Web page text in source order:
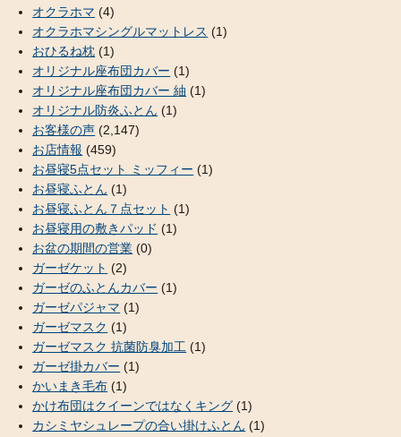
オクラホマ (4)
オクラホマシングルマットレス (1)
おひるね枕 (1)
オリジナル座布団カバー (1)
オリジナル座布団カバー 紬 (1)
オリジナル防炎ふとん (1)
お客様の声 (2,147)
お店情報 (459)
お昼寝5点セット ミッフィー (1)
お昼寝ふとん (1)
お昼寝ふとん７点セット (1)
お昼寝用の敷きパッド (1)
お盆の期間の営業 (0)
ガーゼケット (2)
ガーゼのふとんカバー (1)
ガーゼパジャマ (1)
ガーゼマスク (1)
ガーゼマスク 抗菌防臭加工 (1)
ガーゼ掛カバー (1)
かいまき毛布 (1)
かけ布団はクイーンではなくキング (1)
カシミヤシュレープの合い掛けふとん (1)